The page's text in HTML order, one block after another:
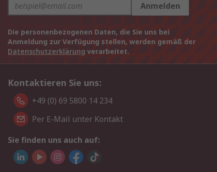
Anmelden
Die personenbezogenen Daten, die Sie uns bei
Anmeldung zur Verfügung stellen, werden gemäß der
Datenschutzerklärung verarbeitet.
Kontaktieren Sie uns:
+49 (0) 69 5800 14 234
Per E-Mail unter Kontakt
Sie finden uns auch auf: